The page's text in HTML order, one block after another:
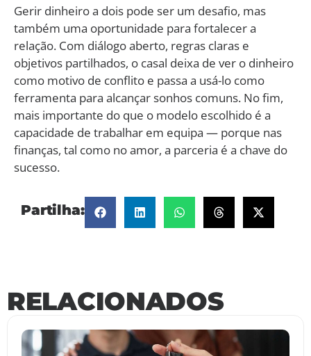
Gerir dinheiro a dois pode ser um desafio, mas
também uma oportunidade para fortalecer a
relação. Com diálogo aberto, regras claras e
objetivos partilhados, o casal deixa de ver o dinheiro
como motivo de conflito e passa a usá-lo como
ferramenta para alcançar sonhos comuns. No fim,
mais importante do que o modelo escolhido é a
capacidade de trabalhar em equipa — porque nas
finanças, tal como no amor, a parceria é a chave do
sucesso.
Partilha:
RELACIONADOS